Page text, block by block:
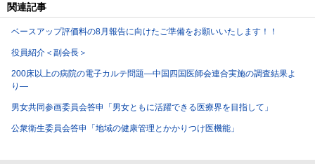
関連記事
ベースアップ評価料の8月報告に向けたご準備をお願いいたします！！
役員紹介＜副会長＞
200床以上の病院の電子カルテ問題―中国四国医師会連合実施の調査結果よ
り―
男女共同参画委員会答申「男女ともに活躍できる医療界を目指して」
公衆衛生委員会答申「地域の健康管理とかかりつけ医機能」